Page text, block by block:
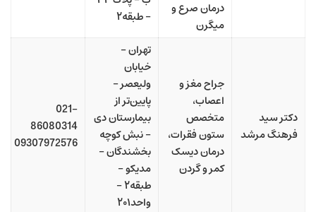
درمان صرع و
میگرن
– طبقه۲
دکتر سید
فرهنگ مرشد
جراح مغز و
اعصاب،
متخصص
ستون فقرات،
درمان دیسک
کمر و گردن
تهران –
خیابان
ولیعصر –
پایین‌تر از
بیمارستان دی
– نبش کوچه
بخشندگان –
مدیکو –
طبقه۲ –
واحد۲۰۱
021-
86080314
09307972576